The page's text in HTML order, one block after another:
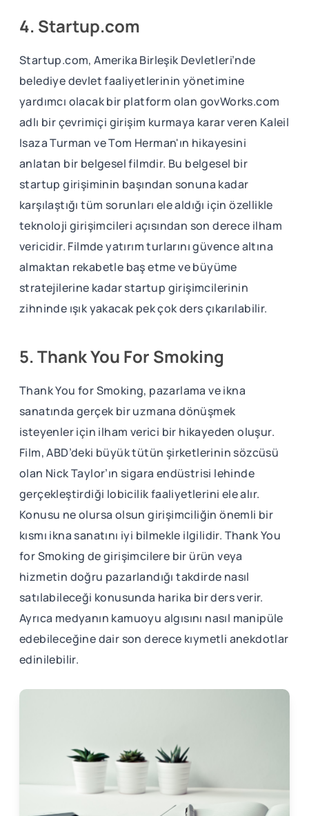
4. Startup.com
Startup.com, Amerika Birleşik Devletleri’nde
belediye devlet faaliyetlerinin yönetimine
yardımcı olacak bir platform olan govWorks.com
adlı bir çevrimiçi girişim kurmaya karar veren Kaleil
Isaza Turman ve Tom Herman'ın hikayesini
anlatan bir belgesel filmdir. Bu belgesel bir
startup girişiminin başından sonuna kadar
karşılaştığı tüm sorunları ele aldığı için özellikle
teknoloji girişimcileri açısından son derece ilham
vericidir. Filmde yatırım turlarını güvence altına
almaktan rekabetle baş etme ve büyüme
stratejilerine kadar startup girişimcilerinin
zihninde ışık yakacak pek çok ders çıkarılabilir.
5. Thank You For Smoking
Thank You for Smoking, pazarlama ve ikna
sanatında gerçek bir uzmana dönüşmek
isteyenler için ilham verici bir hikayeden oluşur.
Film, ABD’deki büyük tütün şirketlerinin sözcüsü
olan Nick Taylor’ın sigara endüstrisi lehinde
gerçekleştirdiği lobicilik faaliyetlerini ele alır.
Konusu ne olursa olsun girişimciliğin önemli bir
kısmı ikna sanatını iyi bilmekle ilgilidir. Thank You
for Smoking de girişimcilere bir ürün veya
hizmetin doğru pazarlandığı takdirde nasıl
satılabileceği konusunda harika bir ders verir.
Ayrıca medyanın kamuoyu algısını nasıl manipüle
edebileceğine dair son derece kıymetli anekdotlar
edinilebilir.